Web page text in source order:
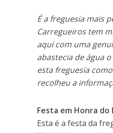
É a freguesia mais
Carregueiros tem
aqui com uma
abastecia de água
esta freguesia
recolheu a
Festa em Honra
Esta é a festa da